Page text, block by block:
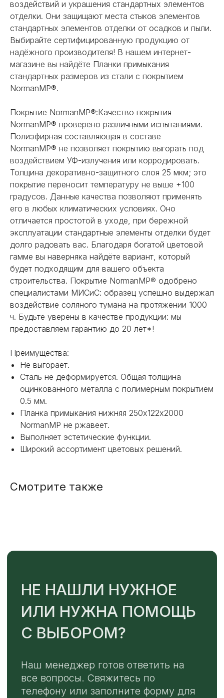
воздействий и украшения стандартных элементов
отделки. Они защищают места стыков элементов
стандартных элементов отделки от осадков и пыли.
Выбирайте сертифицированную продукцию от
надёжного производителя! В нашем интернет-
магазине вы найдёте Планки примыкания
стандартных размеров из стали с покрытием
NormanMP®.
Покрытие NormanMP®:Качество покрытия
NormanMP® проверено различными испытаниями.
Полиэфирная составляющая в составе
NormanMP® не позволяет покрытию выгорать под
воздействием УФ-излучения или корродировать.
Толщина декоративно-защитного слоя 25 мкм; это
покрытие переносит температуру не выше +100
градусов. Данные качества позволяют применять
его в любых климатических условиях. Оно
отличается простотой в уходе, при бережной
эксплуатации стандартные элементы отделки будет
долго радовать вас. Благодаря богатой цветовой
гамме вы наверняка найдёте вариант, который
будет подходящим для вашего объекта
строительства. Покрытие NormanMP® одобрено
специалистами МИСиС: образец успешно выдержал
воздействие соляного тумана на протяжении 1000
ч. Будьте уверены в качестве продукции: мы
предоставляем гарантию до 20 лет*!
Преимущества:
Не выгорает.
Сталь не деформируется. Общая толщина
оцинкованного металла с полимерным покрытием
0.5 мм.
Планка примыкания нижняя 250х122х2000
NormanMP не ржавеет.
Выполняет эстетические функции.
Широкий ассортимент цветовых решений.
Смотрите также
НЕ НАШЛИ НУЖНОЕ
ИЛИ НУЖНА ПОМОЩЬ
С ВЫБОРОМ?
Наш менеджер готов ответить на
все вопросы. Свяжитесь по
телефону или заполните форму для
индивидуального подбора.
+7
MAX
TELEGRAM